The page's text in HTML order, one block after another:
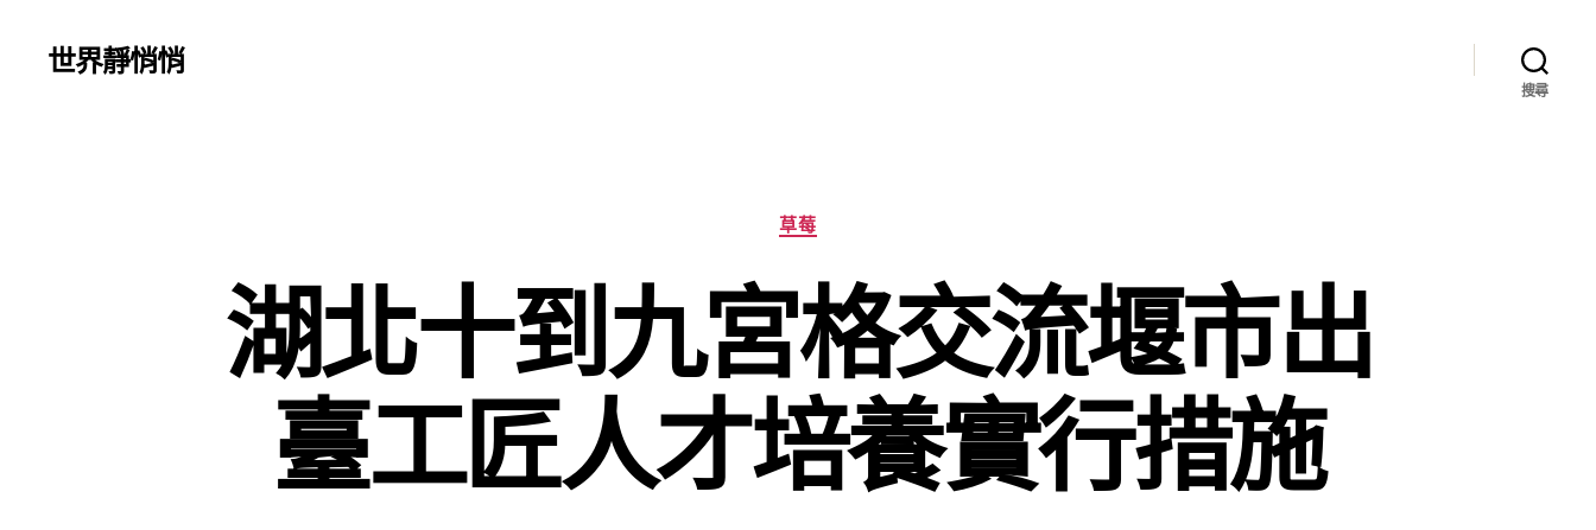
世界靜悄悄
搜尋
分
類
草莓
湖北十到九宮格交流堰市出
臺工匠人才培養實行措施